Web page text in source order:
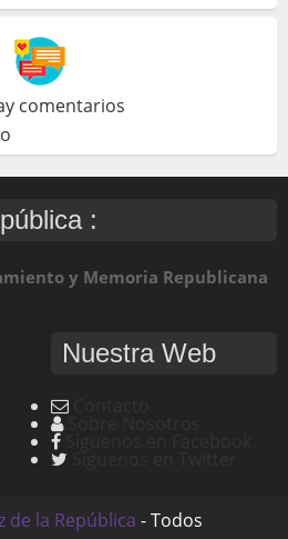
comentarios
:
y Memoria Republicana
Nuestra Web
de la República - Todos